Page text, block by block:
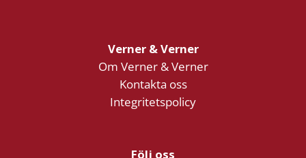
Verner & Verner
Om Verner & Verner
Kontakta oss
Integritetspolicy
Följ oss